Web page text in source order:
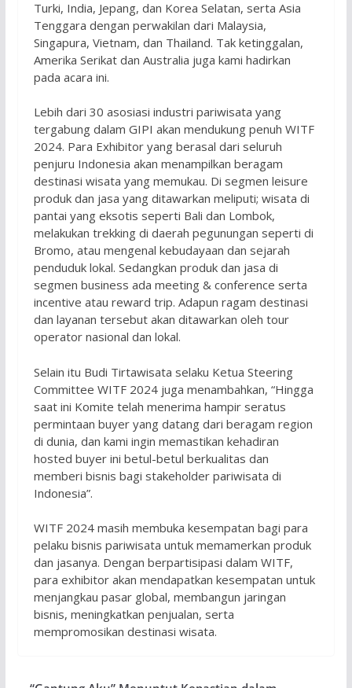
Turki, India, Jepang, dan Korea Selatan, serta Asia
Tenggara dengan perwakilan dari Malaysia,
Singapura, Vietnam, dan Thailand. Tak ketinggalan,
Amerika Serikat dan Australia juga kami hadirkan
pada acara ini.
Lebih dari 30 asosiasi industri pariwisata yang
tergabung dalam GIPI akan mendukung penuh WITF
2024. Para Exhibitor yang berasal dari seluruh
penjuru Indonesia akan menampilkan beragam
destinasi wisata yang memukau. Di segmen leisure
produk dan jasa yang ditawarkan meliputi; wisata di
pantai yang eksotis seperti Bali dan Lombok,
melakukan trekking di daerah pegunungan seperti di
Bromo, atau mengenal kebudayaan dan sejarah
penduduk lokal. Sedangkan produk dan jasa di
segmen business ada meeting & conference serta
incentive atau reward trip. Adapun ragam destinasi
dan layanan tersebut akan ditawarkan oleh tour
operator nasional dan lokal.
Selain itu Budi Tirtawisata selaku Ketua Steering
Committee WITF 2024 juga menambahkan, “Hingga
saat ini Komite telah menerima hampir seratus
permintaan buyer yang datang dari beragam region
di dunia, dan kami ingin memastikan kehadiran
hosted buyer ini betul-betul berkualitas dan
memberi bisnis bagi stakeholder pariwisata di
Indonesia”.
WITF 2024 masih membuka kesempatan bagi para
pelaku bisnis pariwisata untuk memamerkan produk
dan jasanya. Dengan berpartisipasi dalam WITF,
para exhibitor akan mendapatkan kesempatan untuk
menjangkau pasar global, membangun jaringan
bisnis, meningkatkan penjualan, serta
mempromosikan destinasi wisata.